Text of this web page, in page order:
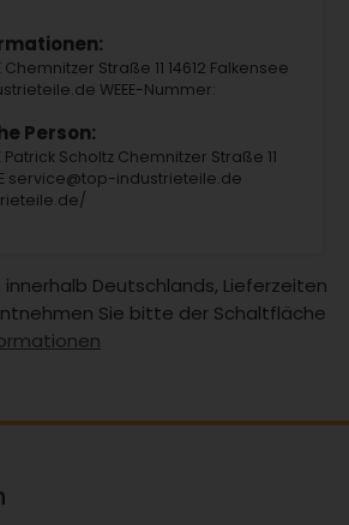
Chemnitzer Straße 11 14612 Falkensee
WEEE-Nummer:
Person:
Patrick Scholtz Chemnitzer Straße 11
service@top-industrieteile.de
Deutschlands, Lieferzeiten
Sie bitte der Schaltfläche